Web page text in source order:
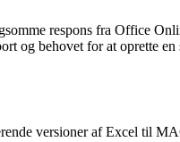
respons fra Office
og behovet for at
versioner af Excel til